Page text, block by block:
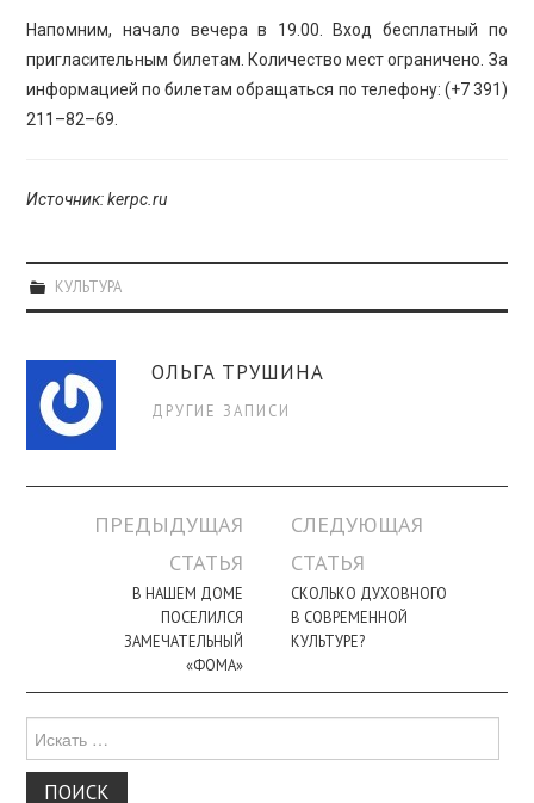
Напомним, начало вечера в 19.00. Вход бесплатный по
пригласительным билетам. Количество мест ограничено. За
информацией по билетам обращаться по телефону: (+7 391)
211–82–69.
Источник: kerpc.ru
КУЛЬТУРА
ОЛЬГА ТРУШИНА
ДРУГИЕ ЗАПИСИ
Навигация
ПРЕДЫДУЩАЯ
СТАТЬЯ
В НАШЕМ ДОМЕ
ПОСЕЛИЛСЯ
ЗАМЕЧАТЕЛЬНЫЙ
«ФОМА»
СЛЕДУЮЩАЯ
СТАТЬЯ
СКОЛЬКО ДУХОВНОГО
В СОВРЕМЕННОЙ
КУЛЬТУРЕ?
для: